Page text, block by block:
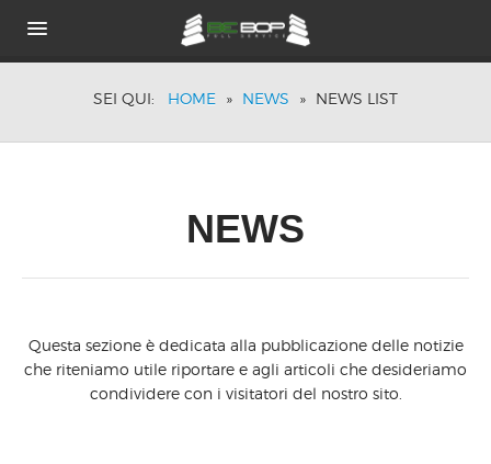
CHI SIAMO
NEWS
SEI QUI: HOME » NEWS » NEWS LIST
NEWS
Questa sezione è dedicata alla pubblicazione delle notizie
che riteniamo utile riportare e agli articoli che desideriamo
condividere con i visitatori del nostro sito.